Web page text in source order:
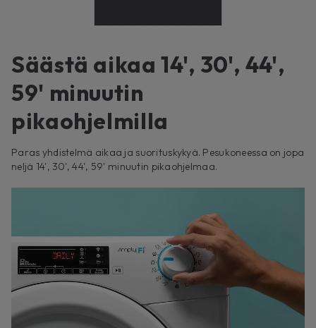
Säästä aikaa 14', 30', 44',
59' minuutin
pikaohjelmilla
Paras yhdistelmä aikaa ja suorituskykyä. Pesukoneessa on jopa
neljä 14', 30', 44', 59' minuutin pikaohjelmaa.